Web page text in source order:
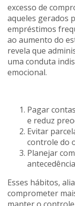
excesso de
aqueles gerados
empréstimos
ao aumento do
revela que
uma conduta
emocional.
Pagar
e reduz
Evitar
controle do
Planejar
Esses hábitos,
comprometer